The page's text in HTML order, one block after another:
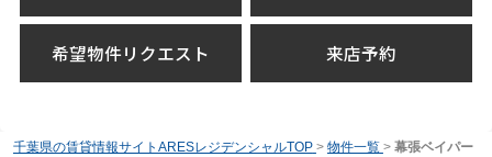
希望物件リクエスト 来店予約
千葉県の賃貸情報サイトARESレジデンシャルTOP > 物件一覧 > 幕張ベイパー